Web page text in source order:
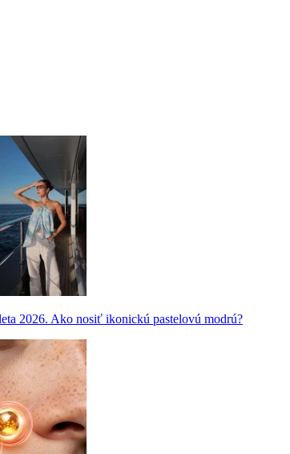
2026. Ako nosiť ikonickú pastelovú modrú?